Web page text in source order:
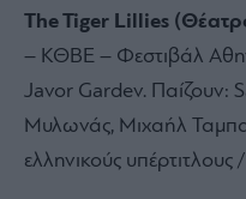
The Tiger Lillies
– ΚΘΒΕ – Φεστιβάλ
Javor Gardev. Παίζουν:
Μυλωνάς, Μιχαήλ
ελληνικούς